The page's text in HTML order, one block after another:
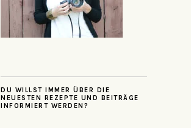
DU WILLST IMMER ÜBER DIE
NEUESTEN REZEPTE UND BEITRÄGE
INFORMIERT WERDEN?